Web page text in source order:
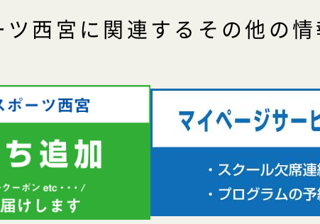
西宮に関連するその他の